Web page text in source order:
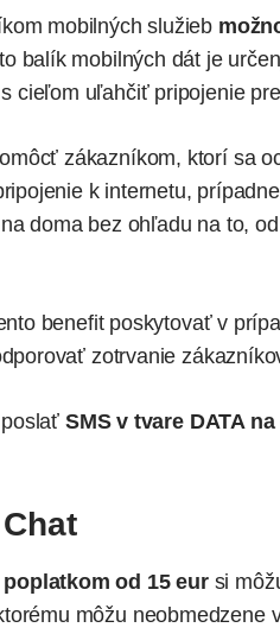
mobilných služieb
balík mobilných dát je
cieľom uľahčiť pripojenie
zákazníkom, ktorí sa
k internetu,
doma bez ohľadu na to,
benefit poskytovať v
zotrvanie
SMS v tvare DATA
od 15 eursi
môžu neobmedzene